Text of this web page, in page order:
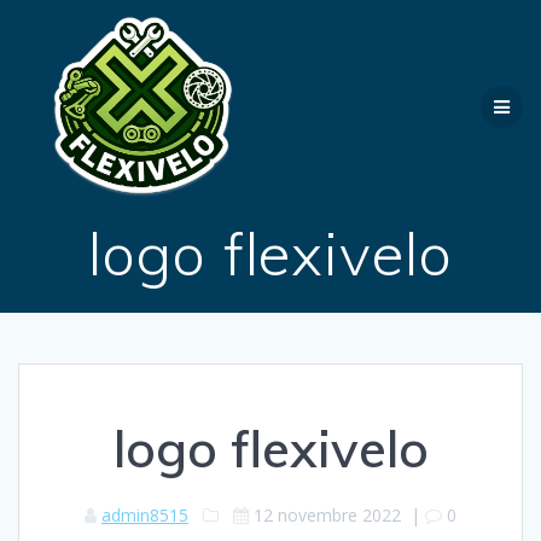
logo flexivelo
logo flexivelo
admin8515 12 novembre 2022 | 0